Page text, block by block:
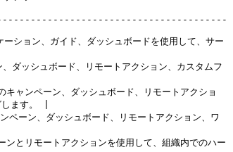
ド、ダッシュボードを使用して、サー
ド、リモートアクション、カスタムフ
ン、ダッシュボード、リモートアクショ
ます。 |
シュボード、リモートアクション、ワ
アクションを使用して、組織内でのハー